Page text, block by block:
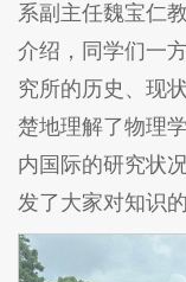
系副主任魏宝仁
介绍，同学们一
究所的历史、现
楚地理解了物理
内国际的研究状
发了大家对知识